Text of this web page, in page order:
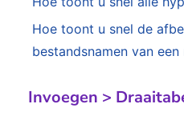
Hoe toont u snel de
bestandsnamen van
Invoegen >